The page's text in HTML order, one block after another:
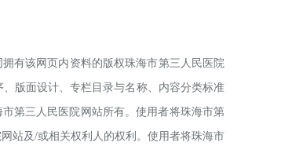
有该网页内资料的版权珠海市第三人民 医院
版面设计、专栏目录与名称、内容分类标准
市第三人民 医院网站所有。使用者将珠海市第
网站及/或相关权利人的权利。使用者将珠海市